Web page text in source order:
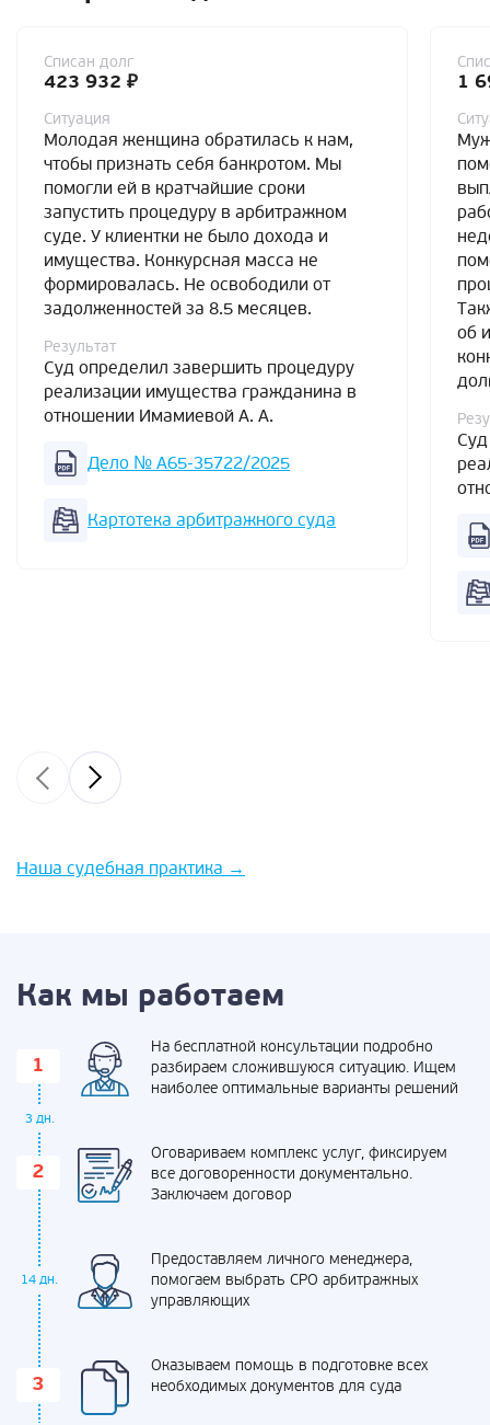
Списан долг
423 932 ₽
Ситуация
Молодая женщина обратилась к нам,
чтобы признать себя банкротом. Мы
помогли ей в кратчайшие сроки
запустить процедуру в арбитражном
суде. У клиентки не было дохода и
имущества. Конкурсная масса не
формировалась. Не освободили от
задолженностей за 8.5 месяцев.
Результат
Суд определил завершить процедуру
реализации имущества гражданина в
отношении Имамиевой А. А.
Дело № А65-35722/2025
Картотека арбитражного суда
1
об
Наша судебная практика →
Как мы работаем
3 дн.
На бесплатной консультации подробно
разбираем сложившуюся ситуацию. Ищем
наиболее оптимальные варианты решений
Оговариваем комплекс услуг, фиксируем
все договоренности документально.
Заключаем договор
14 дн.
Предоставляем личного менеджера,
помогаем выбрать СРО арбитражных
управляющих
Оказываем помощь в подготовке всех
необходимых документов для суда